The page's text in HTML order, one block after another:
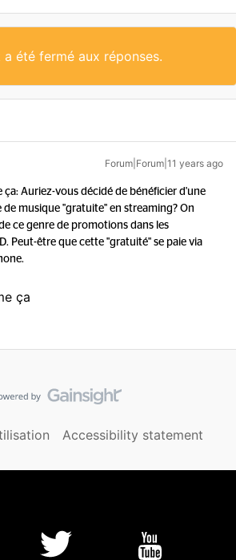
a été fermé aux réponses.
Forum|Forum|11 years ago
Auriez-vous décidé de bénéficier d'une
musique "gratuite" en streaming? On
ce genre de promotions dans les
Peut-être que cette "gratuité" se paie via
ça
Accessibility statement